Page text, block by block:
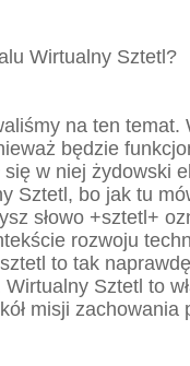
Wirtualny Sztetl?
na ten temat.
będzie
w niej żydowski
Sztetl, bo jak tu
słowo +sztetl+
rozwoju
to tak
Sztetl to
misji zachowania